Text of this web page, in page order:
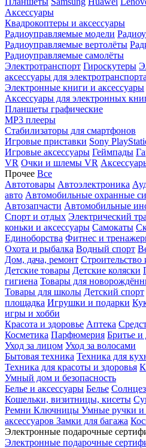
Аксессуары
Квадрокоптеры и аксессуары
Радиоуправляемые модели
Радиоуправляемые вертолёты
Радиоуправляемые самолёты
Электротранспорт Гироскутеры
аксессуары для электротранспорта
Электронные книги и аксессуары
Аксессуары для электронных
Планшеты графические
MP3 плееры
Стабилизаторы для смартфонов
Игровые приставки Sony
Игровые аксессуары Геймпады
VR Очки и шлемы VR
Прочее Все
Автотовары Автоэлектроника
авто Автомобильные охранные
Автозапчасти Автомобильные
Спорт и отдых Электрический
коньки и аксессуары Самокаты
Единоборства Фитнес и
Охота и рыбалка Водный спорт
Дом, дача, ремонт Строительство
Детские товары Детские коляски
гигиена Товары для
Товары для школы Детский спорт
площадка Игрушки и подарки
игры и хобби
Красота и здоровье Аптека
Косметика Парфюмерия Бритье и
Уход за лицом Уход за волосами
Бытовая техника Техника для
Техника для красоты и здоровья
Умный дом и безопасность
Белье и аксессуары Белье
Кошельки, визитницы, кисеты
Ремни Ключницы Умные ручки и
аксессуаров Замки для багажа
Электронные подарочные
Электронные подарочные